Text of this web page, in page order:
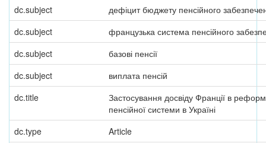
dc.subject
дефіцит бюджету пенсійного
dc.subject
французька система пенсійного
dc.subject
базові пенсії
dc.subject
виплата пенсій
dc.title
Застосування досвіду Франції в
пенсійної системи в Україні
dc.type
Article